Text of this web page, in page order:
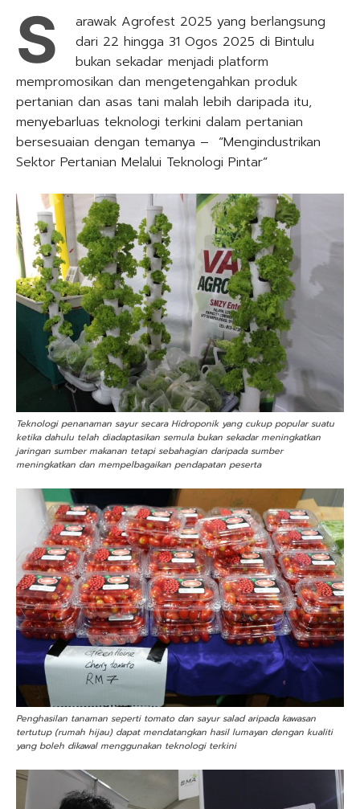
S
arawak Agrofest 2025 yang berlangsung
dari 22 hingga 31 Ogos 2025 di Bintulu
bukan sekadar menjadi platform
mempromosikan dan mengetengahkan produk
pertanian dan asas tani malah lebih daripada itu,
menyebarluas teknologi terkini dalam pertanian
bersesuaian dengan temanya – “Mengindustrikan
Sektor Pertanian Melalui Teknologi Pintar”
Teknologi penanaman sayur secara Hidroponik yang cukup popular suatu
ketika dahulu telah diadaptasikan semula bukan sekadar meningkatkan
jaringan sumber makanan tetapi sebahagian daripada sumber
meningkatkan dan mempelbagaikan pendapatan peserta
Penghasilan tanaman seperti tomato dan sayur salad aripada kawasan
tertutup (rumah hijau) dapat mendatangkan hasil lumayan dengan kualiti
yang boleh dikawal menggunakan teknologi terkini